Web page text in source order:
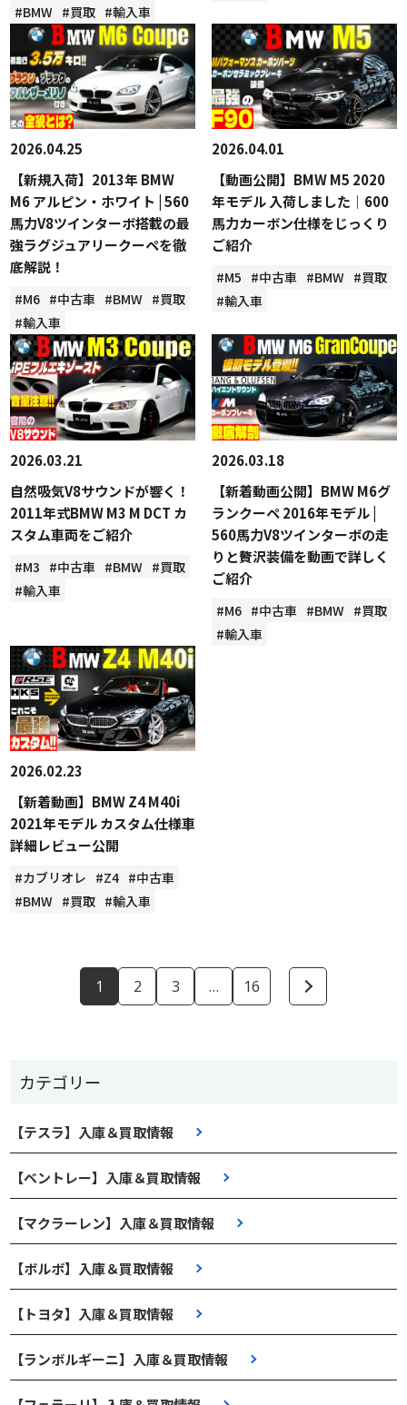
カテゴリー
【テスラ】入庫＆買取情報
【ベントレー】入庫＆買取情報
【マクラーレン】入庫＆買取情報
【ボルボ】入庫＆買取情報
【トヨタ】入庫＆買取情報
【ランボルギーニ】入庫＆買取情報
#BMW #買取 #輸入車
2026.04.25
【新規入荷】2013年 BMW
M6 アルピン・ホワイト | 560
馬力V8ツインターボ搭載の最
強ラグジュアリークーペを徹
底解説！
#M6 #中古車 #BMW #買取
#輸入車
2026.04.01
【動画公開】BMW M5 2020
年モデル 入荷しました｜600
馬力カーボン仕様をじっくり
ご紹介
#M5 #中古車 #BMW #買取
#輸入車
2026.03.21
自然吸気V8サウンドが響く！
2011年式BMW M3 M DCT カ
スタム車両をご紹介
#M3 #中古車 #BMW #買取
#輸入車
2026.03.18
【新着動画公開】BMW M6グ
ランクーペ 2016年モデル |
560馬力V8ツインターボの走
りと贅沢装備を動画で詳しく
ご紹介
#M6 #中古車 #BMW #買取
#輸入車
2026.02.23
【新着動画】BMW Z4 M40i
2021年モデル カスタム仕様車
詳細レビュー公開
#カブリオレ #Z4 #中古車
#BMW #買取 #輸入車
1 2 3 … 16